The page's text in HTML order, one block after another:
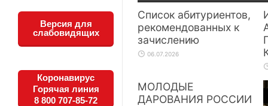
Список абитуриентов,
рекомендованных к
зачислению
06.07.2026
МОЛОДЫЕ
ДАРОВАНИЯ РОССИИ
Версия для
слабовидящих
Коронавирус
Горячая линия
8 800 707-85-72